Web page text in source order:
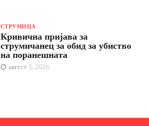
СТРУМИЦА
Кривична пријава за
струмичанец за обид за убиство
на поранешната
август 5, 2026